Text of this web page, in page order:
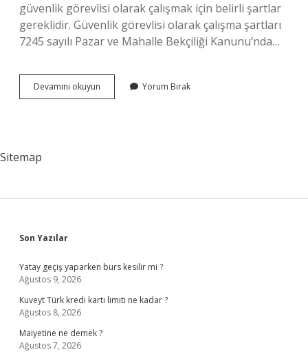
güvenlik görevlisi olarak çalışmak için belirli şartlar
gereklidir. Güvenlik görevlisi olarak çalışma şartları
7245 sayılı Pazar ve Mahalle Bekçiliği Kanunu’nda…
Devamını okuyun
Bekçileri
Yorum Bırak
Sitemap
Sidebar
Son Yazılar
Yatay geçiş yaparken burs kesilir mi ?
Ağustos 9, 2026
Kuveyt Türk kredi kartı limiti ne kadar ?
Ağustos 8, 2026
Maiyetine ne demek ?
Ağustos 7, 2026